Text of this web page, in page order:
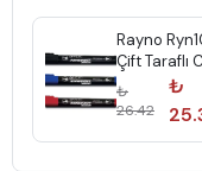
Rayno
Çift Taraflı
Kalemi Mavi
₺
26.42
₺